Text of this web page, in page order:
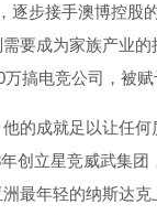
逐步接手澳博控股
要成为家族产业的
搞电竞公司，被赋
的成就足以让任
创立星竞威武集团
最年轻的纳斯达